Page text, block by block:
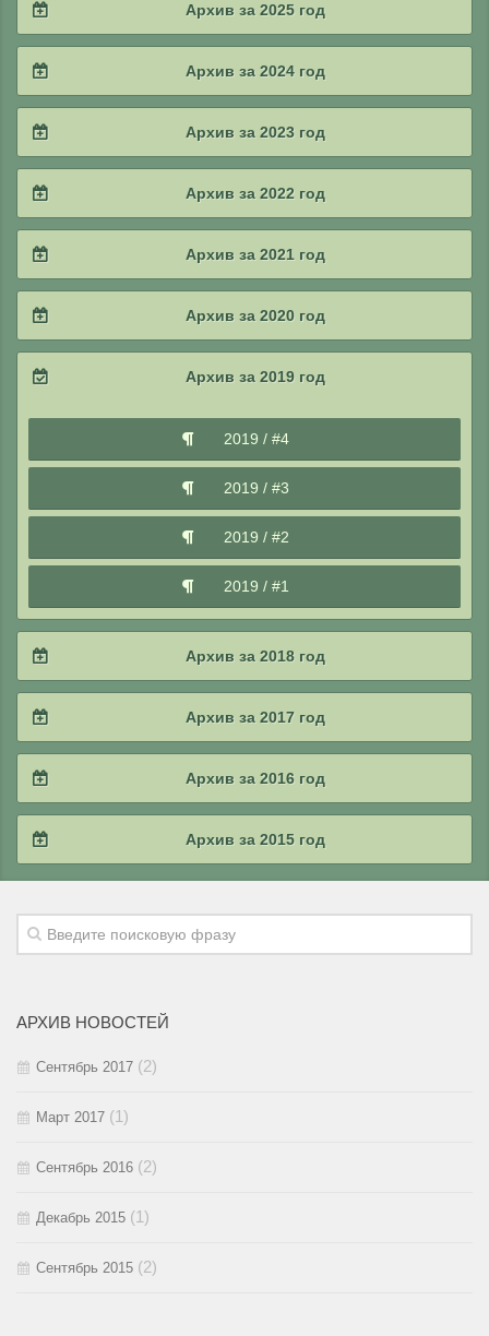
2026 / #1
Архив за 2025 год
2025 / #3
2025 / #2
Архив за 2024 год
2024 / #3
2024 / #2
Архив за 2023 год
2023 / #3
2023 / #2
Архив за 2022 год
2022 / #3
2022 / #2
Архив за 2021 год
2021 / #3
Архив за 2020 год
2020 / #3
2020 / #2
2020 / #1
Архив за 2019 год
2019 / #4
2019 / #3
2019 / #2
2019 / #1
Архив за 2018 год
2018 / #3
2018 / #2
Архив за 2017 год
2017 / #3
2017 / #2
2017 / #1
Архив за 2016 год
2016 / #3
Архив за 2015 год
2015 / #3
АРХИВ НОВОСТЕЙ
Сентябрь 2017 (2)
Март 2017 (1)
Сентябрь 2016 (2)
Декабрь 2015 (1)
Сентябрь 2015 (2)